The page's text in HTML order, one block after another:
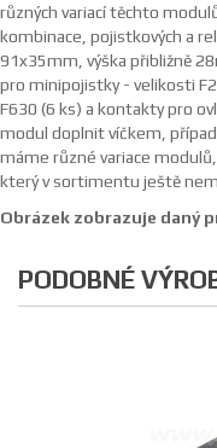
různých variací těchto
kombinace, pojistkových a
91x35mm, výška přibližně
pro minipojistky - velikosti
F630 (6 ks) a kontakty pro
modul doplnit víčkem,
máme různé variace
který v sortimentu ještě
Obrázek zobrazuje daný
PODOBNÉ